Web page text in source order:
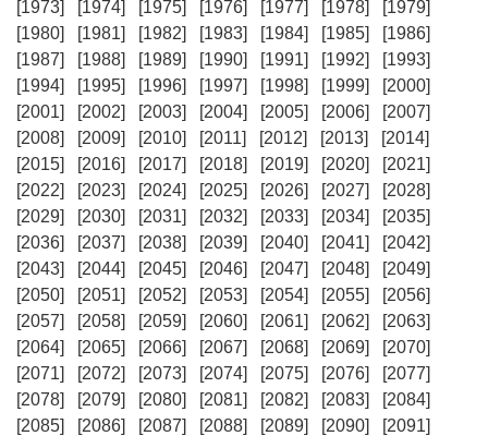
[1973] [1974] [1975] [1976] [1977] [1978]
[1979]
[1980]
[1981] [1982] [1983] [1984] [1985]
[1986]
[1987]
[1988] [1989] [1990] [1991] [1992]
[1993]
[1994]
[1995] [1996] [1997] [1998] [1999]
[2000]
[2001]
[2002] [2003] [2004] [2005] [2006]
[2007]
[2008]
[2009] [2010] [2011] [2012] [2013]
[2014]
[2015]
[2016] [2017] [2018] [2019] [2020]
[2021]
[2022]
[2023] [2024] [2025] [2026] [2027]
[2028]
[2029]
[2030] [2031] [2032] [2033] [2034]
[2035]
[2036]
[2037] [2038] [2039] [2040] [2041]
[2042]
[2043]
[2044] [2045] [2046] [2047] [2048]
[2049]
[2050]
[2051] [2052] [2053] [2054] [2055]
[2056]
[2057]
[2058] [2059] [2060] [2061] [2062]
[2063]
[2064]
[2065] [2066] [2067] [2068] [2069]
[2070]
[2071]
[2072] [2073] [2074] [2075] [2076]
[2077]
[2078]
[2079] [2080] [2081] [2082] [2083]
[2084]
[2085]
[2086] [2087] [2088] [2089] [2090]
[2091]